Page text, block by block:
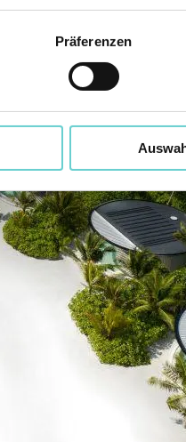
Präferenzen